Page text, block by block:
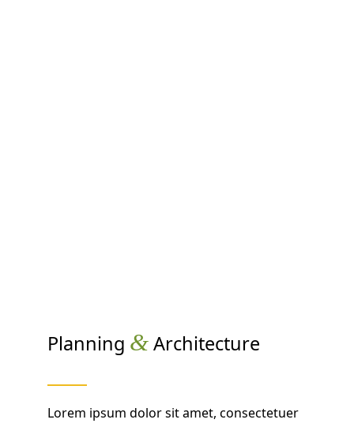
Planning &Architecture
Lorem ipsum dolor sit amet, consectetuer